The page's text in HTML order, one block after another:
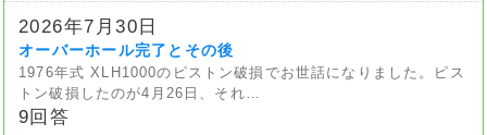
2026年7月30日
オーバーホール完了とその後
1976年式 XLH1000のピストン破損でお世話になりました。ピス
トン破損したのが4月26日、それ…
9回答